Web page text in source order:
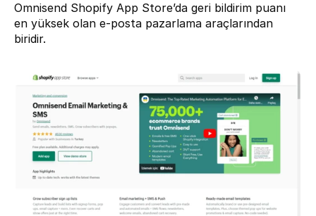
Omnisend Shopify App Store’da geri bildirim puanı
en yüksek olan e-posta pazarlama araçlarından
biridir.